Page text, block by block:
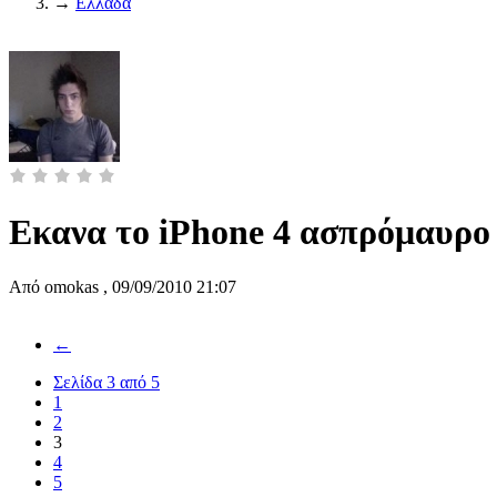
Εκανα το iPhone 4
Από omokas , 09/09/2010 21:07
←
Σελίδα 3 από 5
1
2
3
4
5